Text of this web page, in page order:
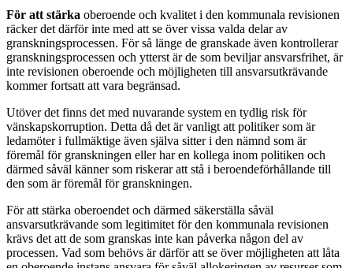
För att stärka oberoende och kvalitet i den kommunala revisionen
räcker det därför inte med att se över vissa valda delar av
granskningsprocessen. För så länge de granskade även kontrollerar
granskningsprocessen och ytterst är de som beviljar ansvarsfrihet, är
inte revisionen oberoende och möjligheten till ansvarsutkrävande
kommer fortsatt att vara begränsad.
Utöver det finns det med nuvarande system en tydlig risk för
vänskapskorruption. Detta då det är vanligt att politiker som är
ledamöter i fullmäktige även själva sitter i den nämnd som är
föremål för granskningen eller har en kollega inom politiken och
därmed såväl känner som riskerar att stå i beroendeförhållande till
den som är föremål för granskningen.
För att stärka oberoendet och därmed säkerställa såväl
ansvarsutkrävande som legitimitet för den kommunala revisionen
krävs det att de som granskas inte kan påverka någon del av
processen. Vad som behövs är därför att se över möjligheten att låta